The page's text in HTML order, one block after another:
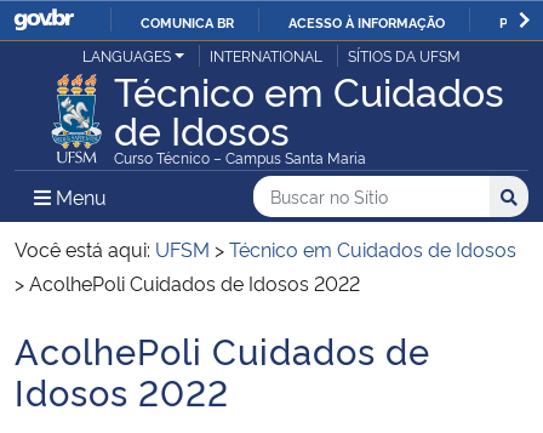
IR
PARA
O
CONTEÚDO
COMUNICA BR ACESSO À INFORMAÇÃO
Ministério da Justiça e Segurança Pública
Ministério da Defesa
Ministério das Relações Exteriores
Ministério da Infraestrutura
LANGUAGES INTERNATIONAL SÍTIOS DA UFSM
Técnico em Cuidados
de Idosos
Curso Técnico – Campus Santa Maria
Menu Menu Principal do Sítio
Busca
Buscar no no Sítio
Busca:
Você está aqui: UFSM >Técnico em Cuidados de Idosos
>AcolhePoli Cuidados de Idosos 2022
Início do conteúdo
AcolhePoli Cuidados de
Idosos 2022